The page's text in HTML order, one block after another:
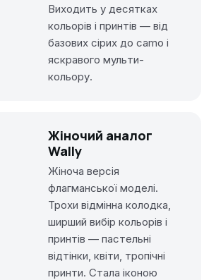
Виходить у десятках
кольорів і принтів — від
базових сірих до camo і
яскравого мульти-
кольору.
Жіночий аналог
Wally
Жіноча версія
флагманської моделі.
Трохи відмінна колодка,
ширший вибір кольорів і
принтів — пастельні
відтінки, квіти, тропічні
принти. Стала іконою